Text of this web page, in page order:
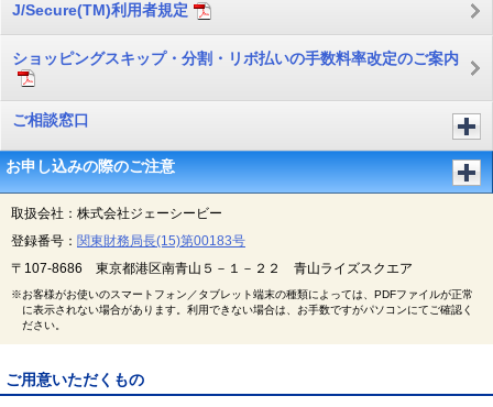
J/Secure(TM)利用者規定
ショッピングスキップ・分割・リボ払いの手数料率改定のご案内
ご相談窓口
お申し込みの際のご注意
取扱会社：株式会社ジェーシービー
登録番号： 関東財務局長(15)第00183号
〒107-8686 東京都港区南青山５－１－２２ 青山ライズスクエア
※お客様がお使いのスマートフォン／タブレット端末の種類によっては、PDFファイルが正常
に表示されない場合があります。利用できない場合は、お手数ですがパソコンにてご確認く
ださい。
ご用意いただくもの